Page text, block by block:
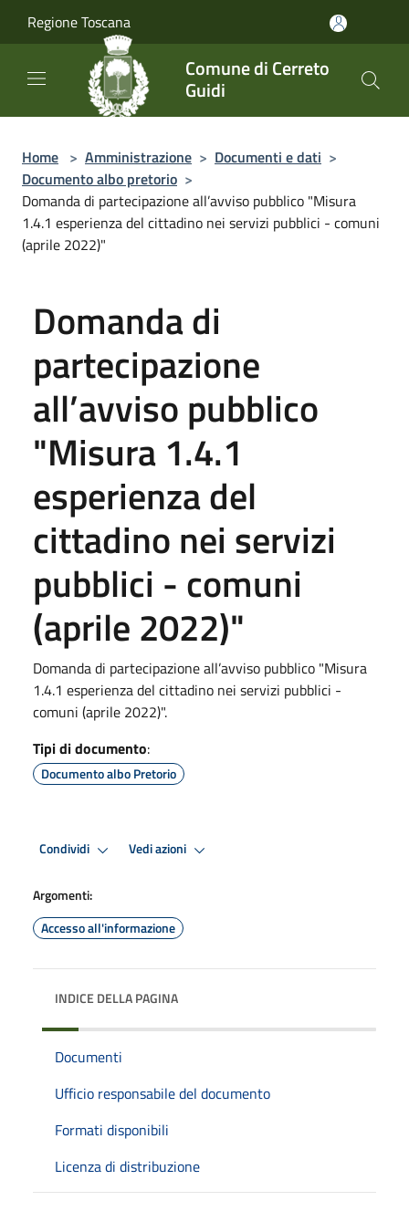
Regione Toscana
Comune di Cerreto
Guidi
Home > Amministrazione > Documenti e dati >
Documento albo pretorio >
Domanda di partecipazione all’avviso pubblico "Misura
1.4.1 esperienza del cittadino nei servizi pubblici - comuni
(aprile 2022)"
Domanda di
partecipazione
all’avviso pubblico
"Misura 1.4.1
esperienza del
cittadino nei servizi
pubblici - comuni
(aprile 2022)"
Domanda di partecipazione all’avviso pubblico "Misura
1.4.1 esperienza del cittadino nei servizi pubblici -
comuni (aprile 2022)".
Tipi di documento:
Documento albo Pretorio
Condividi Vedi azioni
Argomenti:
Accesso all'informazione
INDICE DELLA PAGINA
Documenti
Ufficio responsabile del documento
Formati disponibili
Licenza di distribuzione